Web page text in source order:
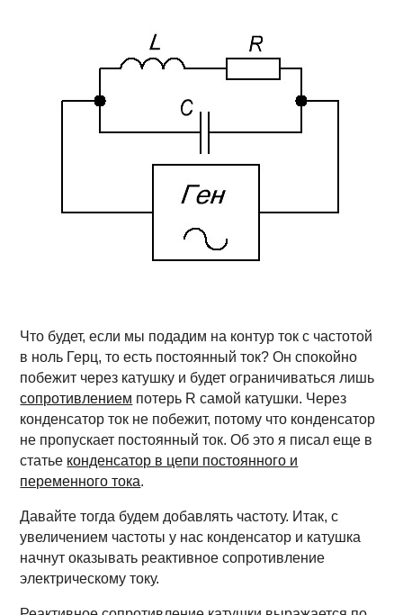
Что будет, если мы подадим на контур ток с частотой
в ноль Герц, то есть постоянный ток? Он спокойно
побежит через катушку и будет ограничиваться лишь
сопротивлением потерь R самой катушки. Через
конденсатор ток не побежит, потому что конденсатор
не пропускает постоянный ток. Об это я писал еще в
статье конденсатор в цепи постоянного и
переменного тока.
Давайте тогда будем добавлять частоту. Итак, с
увеличением частоты у нас конденсатор и катушка
начнут оказывать реактивное сопротивление
электрическому току.